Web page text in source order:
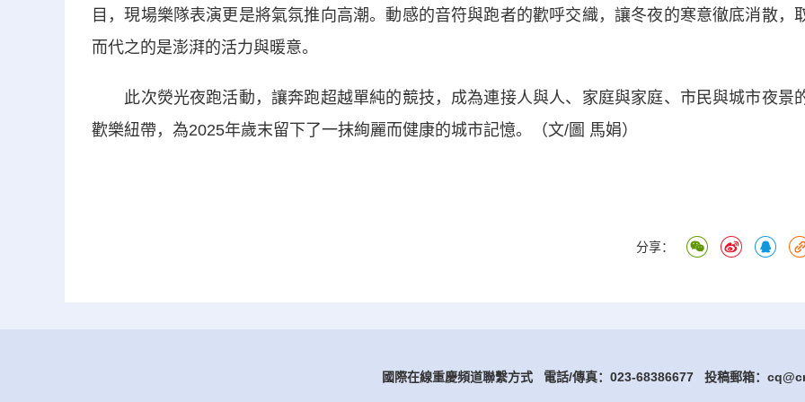
目，現場樂隊表演更是將氣氛推向高潮。動感的音符與跑者的歡呼交織，讓冬夜的寒意徹底消散，
而代之的是澎湃的活力與暖意。
此次熒光夜跑活動，讓奔跑超越單純的競技，成為連接人與人、家庭與家庭、市民與城市夜景
歡樂紐帶，為2025年歲末留下了一抹絢麗而健康的城市記憶。（文/圖 馬娟）
分享：
國際在線重慶頻道聯繫方式 電話/傳真：023-68386677 投稿郵箱：